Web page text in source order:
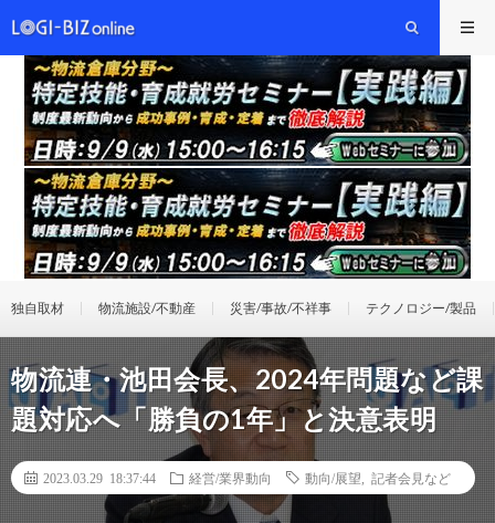
独自取材 物流施設/不動産 災害/事故/不祥事 テクノロジー/製品
物流連・池田会長、2024年問題など課
題対応へ「勝負の1年」と決意表明
2023.03.29 18:37:44 経営/業界動向 動向/展望 記者会見など